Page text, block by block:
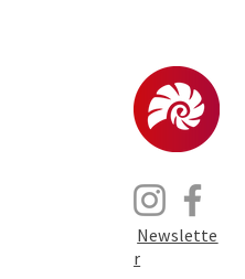
Newslette
r